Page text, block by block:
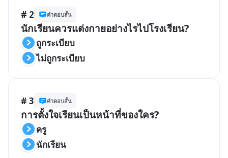
# 2 คำตอบสั้น
นักเรียนควรแต่งกายอย่างไรไปโรงเรียน?
ถูกระเบียบ
ไม่ถูกระเบียบ
# 3 คำตอบสั้น
การตั้งใจเรียนเป็นหน้าที่ของใคร?
ครู
นักเรียน